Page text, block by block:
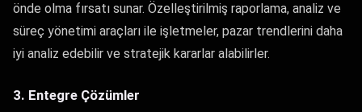
önde olma fırsatı sunar. Özelleştirilmiş raporlama, analiz ve
süreç yönetimi araçları ile işletmeler, pazar trendlerini daha
iyi analiz edebilir ve stratejik kararlar alabilirler.
3. Entegre Çözümler